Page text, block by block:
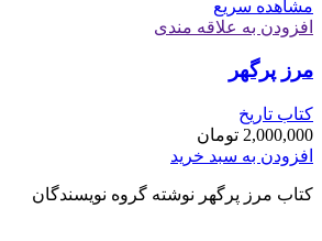
مشاهده سریع
افزودن به علاقه مندی
مرز پرگهر
کتاب تاریخ
2,000,000 تومان
افزودن به سبد خرید
کتاب مرز پرگهر نوشته گروه نویسندگان